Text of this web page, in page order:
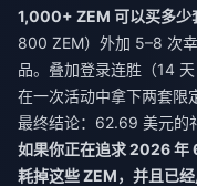
1,000+ ZEM 可以买多少
800 ZEM）外加 5–8 次
品。叠加登录连胜（14
在一次活动中拿下两套限
最终结论：62.69 美元的
如果你正在追求 2026 年
耗掉这些 ZEM，并且已